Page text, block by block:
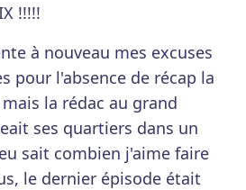
!!!!!
à nouveau mes excuses
pour l'absence de récap la
la rédac au grand
ses quartiers dans un
sait combien j'aime faire
le dernier épisode était